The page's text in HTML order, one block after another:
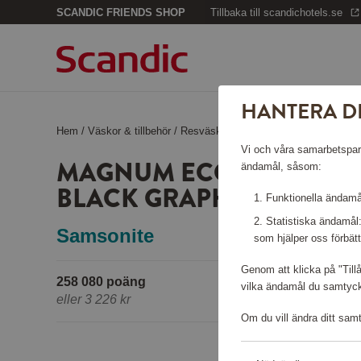
SCANDIC FRIENDS SHOP Tillbaka till scandichotels.se
Hem /Väskor & tillbehör / Resväskor
MAGNUM ECO SPINNER
BLACK GRAPHITE
Samsonite
258 080 poäng
eller 3 226 kr
HANTERA
Vi och våra
ändamål, såsom:
Funktionella
Statistiska
som hjälper oss
Genom att klicka på
vilka ändamål du
Om du vill ändra ditt